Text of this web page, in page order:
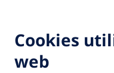
Cookies
web